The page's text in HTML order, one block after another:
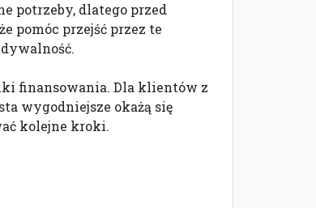
potrzeby, dlatego przed
pomóc przejść przez te
finansowania. Dla klientów z
wygodniejsze okażą się
kolejne kroki.